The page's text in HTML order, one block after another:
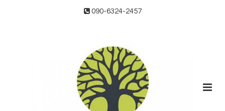
090-6324-2457